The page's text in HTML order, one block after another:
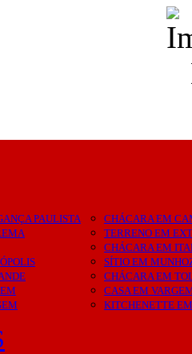
PAULISTA
CHÁCARA EM
TERRENO EM
CHÁCARA EM
SÍTIO EM
CHÁCARA EM
CASA EM
KITCHENETTE